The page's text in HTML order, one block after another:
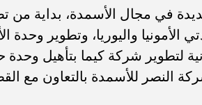
في مجال الأسمدة، بداية من
الأمونيا واليوريا، وتطوير وحدة
لتطوير شركة كيما بتأهيل
لشركة النصر للأسمدة بالتعاون